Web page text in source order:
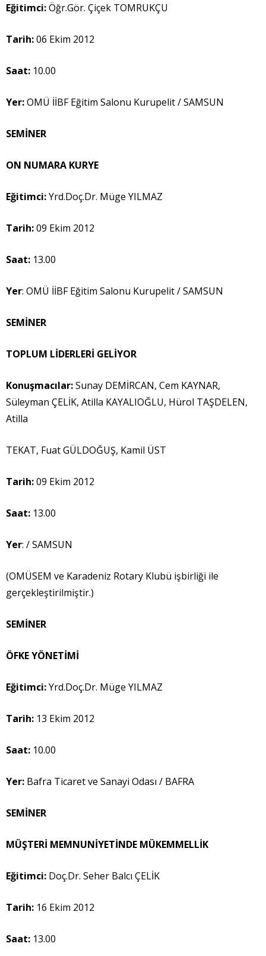
Eğitimci:Öğr.Gör. Çiçek TOMRUKÇU
Tarih:06 Ekim 2012
Saat: 10.00
Yer:OMÜ İİBF Eğitim Salonu Kurupelit / SAMSUN
SEMİNER
ON NUMARA KURYE
Eğitimci:Yrd.Doç.Dr. Müge YILMAZ
Tarih:09 Ekim 2012
Saat: 13.00
Yer: OMÜ İİBF Eğitim Salonu Kurupelit / SAMSUN
SEMİNER
TOPLUM LİDERLERİ GELİYOR
Konuşmacılar:Sunay DEMİRCAN, Cem KAYNAR,
Süleyman ÇELİK, Atilla KAYALIOĞLU, Hürol TAŞDELEN,
Atilla
TEKAT, Fuat GÜLDOĞUŞ, Kamil ÜST
Tarih:09 Ekim 2012
Saat: 13.00
Yer: / SAMSUN
(OMÜSEM ve Karadeniz Rotary Klubü işbirliği ile
gerçekleştirilmiştir.)
SEMİNER
ÖFKE YÖNETİMİ
Eğitimci:Yrd.Doç.Dr. Müge YILMAZ
Tarih: 13 Ekim 2012
Saat: 10.00
Yer: Bafra Ticaret ve Sanayi Odası / BAFRA
SEMİNER
MÜŞTERİ MEMNUNİYETİNDE MÜKEMMELLİK
Eğitimci: Doç.Dr. Seher Balcı ÇELİK
Tarih: 16 Ekim 2012
Saat: 13.00